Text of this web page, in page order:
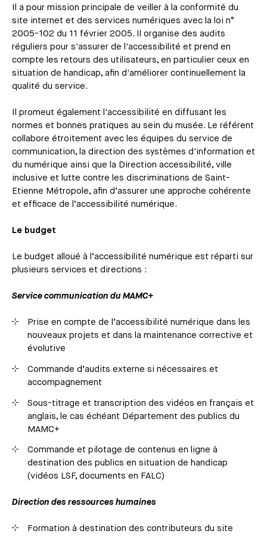
Il a pour mission principale de veiller à la conformité du
site internet et des services numériques avec la loi n°
2005-102 du 11 février 2005. Il organise des audits
réguliers pour s'assurer de l'accessibilité et prend en
compte les retours des utilisateurs, en particulier ceux en
situation de handicap, afin d'améliorer continuellement la
qualité du service.
Il promeut également l'accessibilité en diffusant les
normes et bonnes pratiques au sein du musée. Le référent
collabore étroitement avec les équipes du service de
communication, la direction des systèmes d'information et
du numérique ainsi que la Direction accessibilité, ville
inclusive et lutte contre les discriminations de Saint-
Etienne Métropole, afin d’assurer une approche cohérente
et efficace de l’accessibilité numérique.
Le budget
Le budget alloué à l’accessibilité numérique est réparti sur
plusieurs services et directions :
Service communication du MAMC+
Prise en compte de l’accessibilité numérique dans les
nouveaux projets et dans la maintenance corrective et
évolutive
Commande d’audits externe si nécessaires et
accompagnement
Sous-titrage et transcription des vidéos en français et
anglais, le cas échéant Département des publics du
MAMC+
Commande et pilotage de contenus en ligne à
destination des publics en situation de handicap
(vidéos LSF, documents en FALC)
Direction des ressources humaines
Formation à destination des contributeurs du site